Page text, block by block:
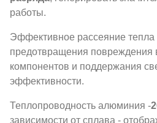
работы.
Эффективное рассеяние тепла
предотвращения повреждения
компонентов и поддержания
эффективности.
Теплопроводность алюминия -
зависимости от сплава -